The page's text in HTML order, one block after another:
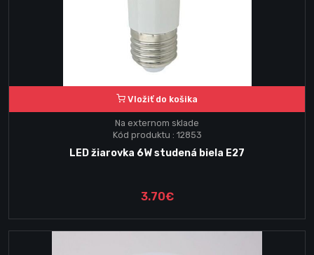
Vložiť do košika
Na externom sklade
Kód produktu : 12853
LED žiarovka 6W studená biela E27
3.70€